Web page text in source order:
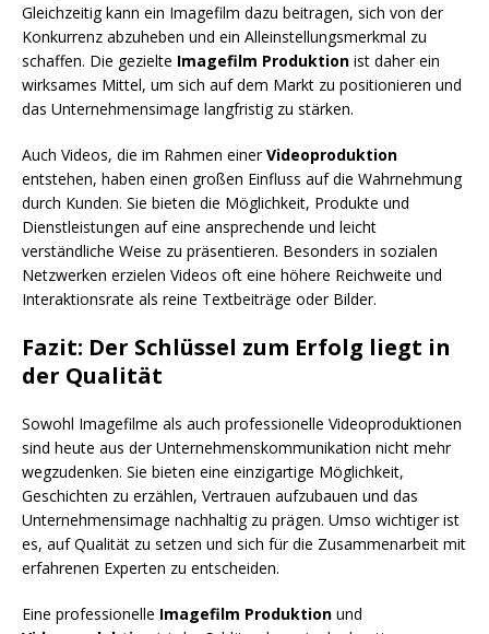
Gleichzeitig kann ein Imagefilm dazu beitragen, sich von der
Konkurrenz abzuheben und ein Alleinstellungsmerkmal zu
schaffen. Die gezielte Imagefilm Produktion ist daher ein
wirksames Mittel, um sich auf dem Markt zu positionieren und
das Unternehmensimage langfristig zu stärken.
Auch Videos, die im Rahmen einerVideoproduktion
entstehen, haben einen großen Einfluss auf die Wahrnehmung
durch Kunden. Sie bieten die Möglichkeit, Produkte und
Dienstleistungen auf eine ansprechende und leicht
verständliche Weise zu präsentieren. Besonders in sozialen
Netzwerken erzielen Videos oft eine höhere Reichweite und
Interaktionsrate als reine Textbeiträge oder Bilder.
Fazit: Der Schlüssel zum Erfolg liegt in
der Qualität
Sowohl Imagefilme als auch professionelle Videoproduktionen
sind heute aus der Unternehmenskommunikation nicht mehr
wegzudenken. Sie bieten eine einzigartige Möglichkeit,
Geschichten zu erzählen, Vertrauen aufzubauen und das
Unternehmensimage nachhaltig zu prägen. Umso wichtiger ist
es, auf Qualität zu setzen und sich für die Zusammenarbeit mit
erfahrenen Experten zu entscheiden.
Eine professionelle Imagefilm Produktion und